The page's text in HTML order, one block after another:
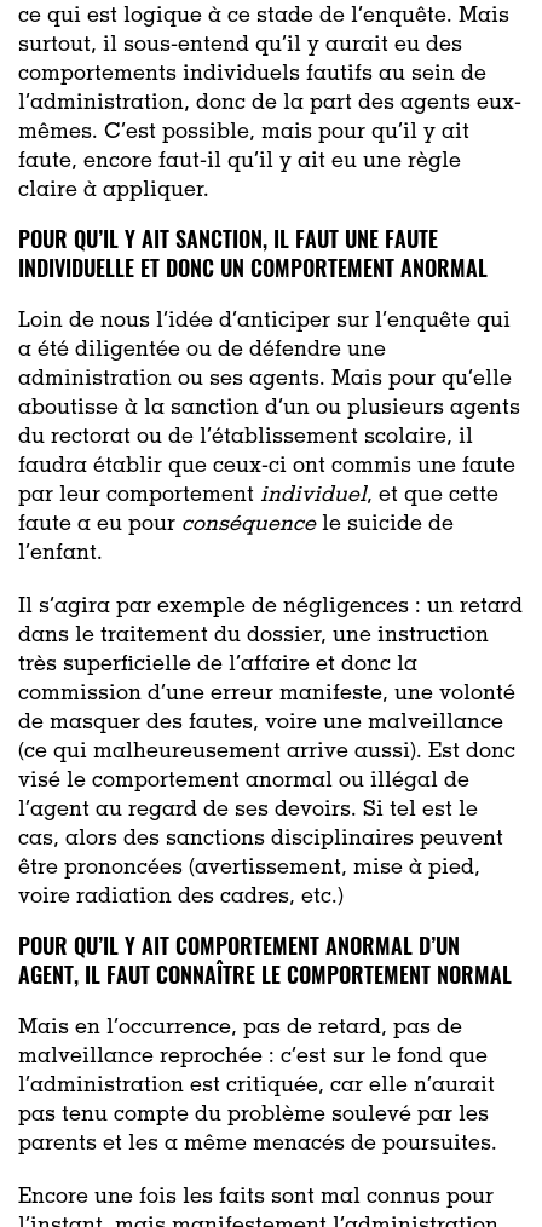
ce qui est logique à ce stade de l’enquête. Mais
surtout, il sous-entend qu’il y aurait eu des
comportements individuels fautifs au sein de
l’administration, donc de la part des agents eux-
mêmes. C’est possible, mais pour qu’il y ait
faute, encore faut-il qu’il y ait eu une règle
claire à appliquer.
POUR QU’IL Y AIT SANCTION, IL FAUT UNE FAUTE
INDIVIDUELLE ET DONC UN COMPORTEMENT ANORMAL
Loin de nous l’idée d’anticiper sur l’enquête qui
a été diligentée ou de défendre une
administration ou ses agents. Mais pour qu’elle
aboutisse à la sanction d’un ou plusieurs agents
du rectorat ou de l’établissement scolaire, il
faudra établir que ceux-ci ont commis une faute
par leur comportement individuel, et que cette
faute a eu pour conséquencele suicide de
l’enfant.
Il s’agira par exemple de négligences : un retard
dans le traitement du dossier, une instruction
très superficielle de l’affaire et donc la
commission d’une erreur manifeste, une volonté
de masquer des fautes, voire une malveillance
(ce qui malheureusement arrive aussi). Est donc
visé le comportement anormal ou illégal de
l’agent au regard de ses devoirs. Si tel est le
cas, alors des sanctions disciplinaires peuvent
être prononcées (avertissement, mise à pied,
voire radiation des cadres, etc.)
POUR QU’IL Y AIT COMPORTEMENT ANORMAL D’UN
AGENT, IL FAUT CONNAÎTRE LE COMPORTEMENT NORMAL
Mais en l’occurrence, pas de retard, pas de
malveillance reprochée : c’est sur le fond que
l’administration est critiquée, car elle n’aurait
pas tenu compte du problème soulevé par les
parents et les a même menacés de poursuites.
Encore une fois les faits sont mal connus pour